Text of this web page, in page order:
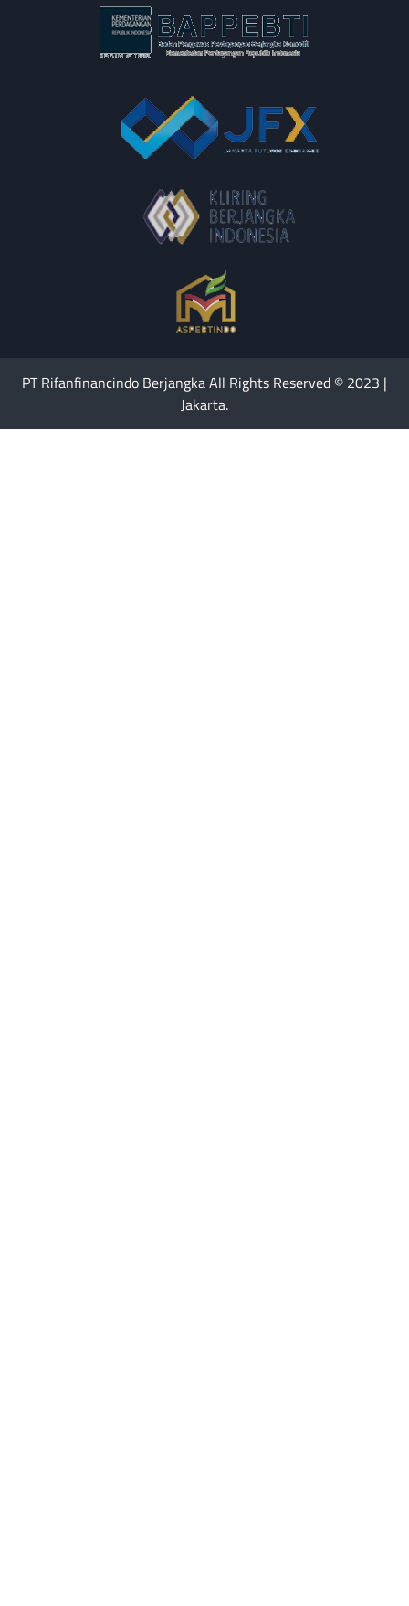
PT Rifanfinancindo Berjangka All Rights Reserved © 2023 |
Jakarta.